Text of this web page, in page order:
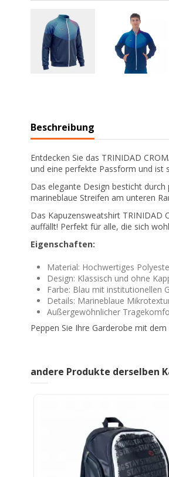
Beschreibung
Entdecken Sie das TRINIDAD
und eine perfekte Passform und ist
Das elegante Design besticht
marineblaue Streifen am unteren
Das Kapuzensweatshirt TRINIDAD
auffällt! Perfekt für alle, die sich
Eigenschaften:
Material: Hochwertiges
Design: Klassisch und ohne
Farbe: Blau mit institutionellen
Details: Marineblaue
Außergewöhnlicher
Peppen Sie Ihre Garderobe mit
andere Produkte derselben